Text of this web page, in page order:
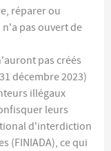
réparer ou
pas ouvert de
pas créés
décembre 2023)
illégaux
leurs
d'interdiction
(FINIADA), ce qui